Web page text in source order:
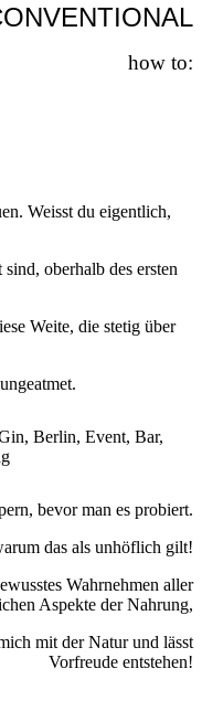
how to:
Weisst du eigentlich,
oberhalb des ersten
Weite, die stetig über
bevor man es probiert.
das als unhöflich gilt!
Wahrnehmen aller
Aspekte der Nahrung,
mit der Natur und lässt
Vorfreude entstehen!